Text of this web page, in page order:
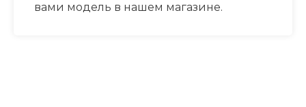
вами модель в нашем магазине.